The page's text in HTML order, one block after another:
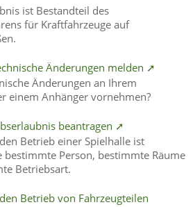
ist Bestandteil des
für Kraftfahrzeuge auf
Änderungen melden ➚
Änderungen an Ihrem
einem Anhänger vornehmen?
beantragen ➚
Betrieb einer Spielhalle ist
bestimmte Person, bestimmte Räume
Betriebsart.
Betrieb von Fahrzeugteilen